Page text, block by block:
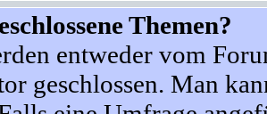
Themen?
entweder vom
geschlossen. Man